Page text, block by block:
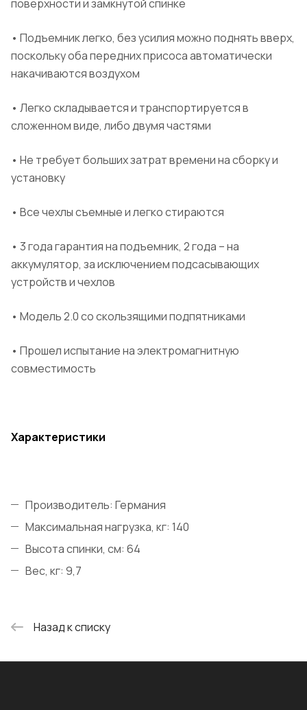
поверхности и замкнутой спинке
• Подъемник легко, без усилия можно поднять вверх,
поскольку оба передних присоса автоматически
накачиваются воздухом
• Легко складывается и транспортируется в
сложенном виде, либо двумя частями
• Не требует больших затрат времени на сборку и
установку
• Все чехлы съемные и легко стираются
• 3 года гарантия на подъемник, 2 года – на
аккумулятор, за исключением подсасывающих
устройств и чехлов
• Модель 2.0 со скользящими подпятниками
• Прошел испытание на электромагнитную
совместимость
Характеристики
Производитель: Германия
Максимальная нагрузка, кг: 140
Высота спинки, см: 64
Вес, кг: 9,7
Назад к списку